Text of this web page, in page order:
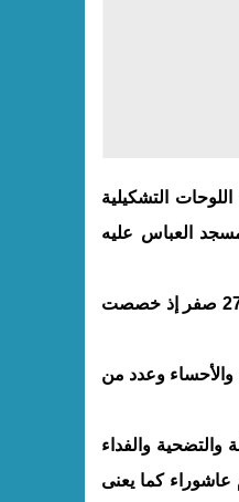
لاستلام اللوحات التشكيلية
العباس عليه
ومن المقرر أن يفتتح المعرض مساء يوم السبت الموافق 20 صفر / 1428هـ ويستمر حتى مساء يوم 27 صفر إذ خصصت
وعدد من
والفداء
كما يعنى